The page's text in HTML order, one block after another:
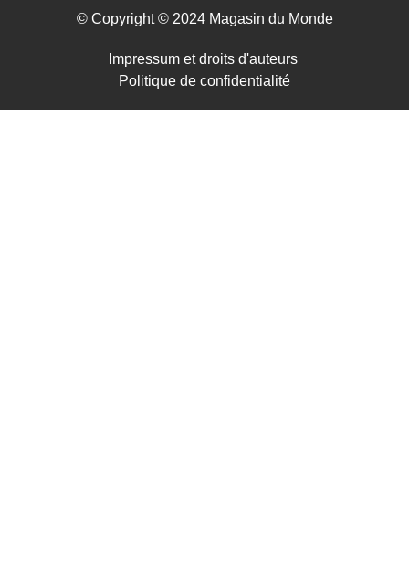
© Copyright © 2024 Magasin du Monde
Impressum et droits d'auteurs ​
Politique de confidentialité​